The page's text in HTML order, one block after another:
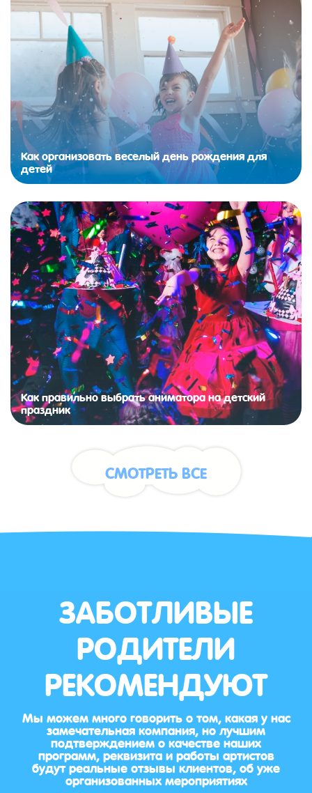
Как организовать веселый день рождения для
детей
Как правильно выбрать аниматора на детский
праздник
СМОТРЕТЬ ВСЕ
ЗАБОТЛИВЫЕ
РОДИТЕЛИ
РЕКОМЕНДУЮТ
Мы можем много говорить о том, какая у нас
замечательная компания, но лучшим
подтверждением о качестве наших
программ, реквизита и работы артистов
будут реальные отзывы клиентов, об уже
организованных мероприятиях